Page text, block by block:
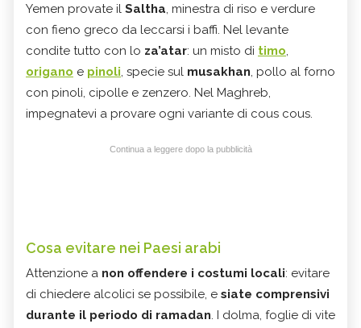
Yemen provate il Saltha, minestra di riso e verdure
con fieno greco da leccarsi i baffi. Nel levante
condite tutto con lo za’atar: un misto di timo,
origano e pinoli, specie sul musakhan, pollo al forno
con pinoli, cipolle e zenzero. Nel Maghreb,
impegnatevi a provare ogni variante di cous cous.
Continua a leggere dopo la pubblicità
Cosa evitare nei Paesi arabi
Attenzione a non offendere i costumi locali: evitare
di chiedere alcolici se possibile, e siate comprensivi
durante il periodo di ramadan. I dolma, foglie di vite